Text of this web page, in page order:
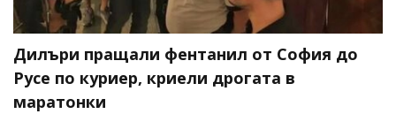
Дилъри пращали фентанил от София до
Русе по куриер, криели дрогата в
маратонки